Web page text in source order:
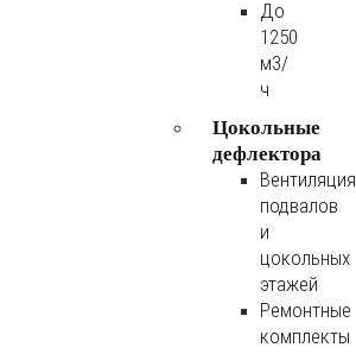
До
1250
м3/
ч
Цокольные
дефлектора
Вентиляция
подвалов
и
цокольных
этажей
Ремонтные
комплекты